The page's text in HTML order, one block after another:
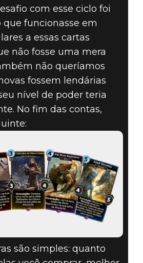
com esse ciclo foi
funcionasse em
a essas cartas
não fosse uma mera
não queríamos
fossem lendárias
nível de poder teria
No fim das contas,
são simples: quanto